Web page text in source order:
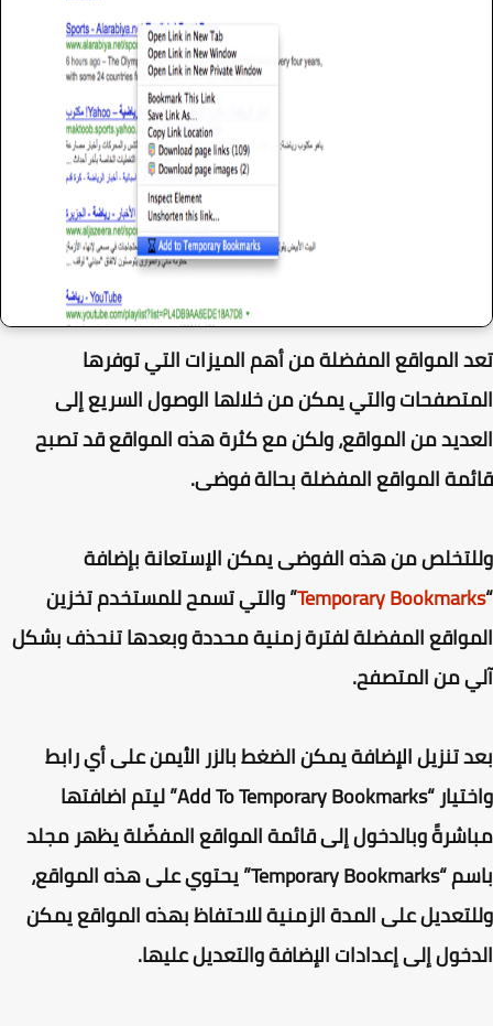
المواقع المفضلة من أهم الميزات التي توفرها
والتي يمكن من خلالها الوصول السريع إلى
من المواقع، ولكن مع كثرة هذه المواقع قد تصبح
المواقع المفضلة بحالة فوضى.
من هذه الفوضى يمكن الإستعانة بإضافة
Temporary” والتي تسمح للمستخدم تخزين
المفضلة لفترة زمنية محددة وبعدها تنحذف بشكل
من المتصفح.
تنزيل الإضافة يمكن الضغط بالزر الأيمن على أي رابط
واختيار “Add To Temporary Bookmarks” ليتم اضافتها
وبالدخول إلى قائمة المواقع المفضّلة يظهر مجلد
باسم “Temporary Bookmarks” يحتوي على هذه المواقع،
على المدة الزمنية للاحتفاظ بهذه المواقع يمكن
إلى إعدادات الإضافة والتعديل عليها.